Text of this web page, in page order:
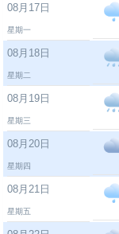
08月17日
星期一
08月18日
星期二
08月19日
星期三
08月20日
星期四
08月21日
星期五